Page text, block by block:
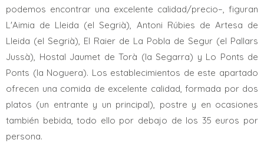
podemos encontrar una excelente calidad/precio–, figuran
L'Aimia de Lleida (el Segrià), Antoni Rúbies de Artesa de
Lleida (el Segrià), El Raier de La Pobla de Segur (el Pallars
Jussà), Hostal Jaumet de Torà (la Segarra) y Lo Ponts de
Ponts (la Noguera). Los establecimientos de este apartado
ofrecen una comida de excelente calidad, formada por dos
platos (un entrante y un principal), postre y en ocasiones
también bebida, todo ello por debajo de los 35 euros por
persona.